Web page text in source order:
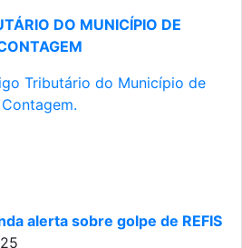
DO MUNICÍPIO DE
Tributário do Município de
Contagem.
alerta sobre golpe de REFIS